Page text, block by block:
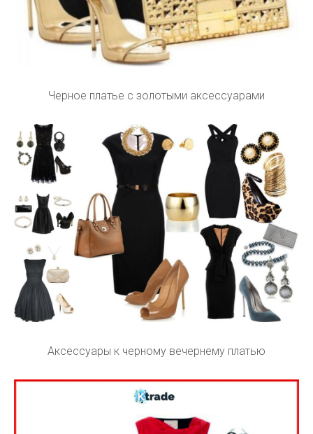
Черное платье с золотыми аксессуарами
Аксессуары к черному вечернему платью